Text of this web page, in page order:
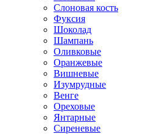
Слоновая кость
Фуксия
Шоколад
Шампань
Оливковые
Оранжевые
Вишневые
Изумрудные
Венге
Ореховые
Янтарные
Сиреневые